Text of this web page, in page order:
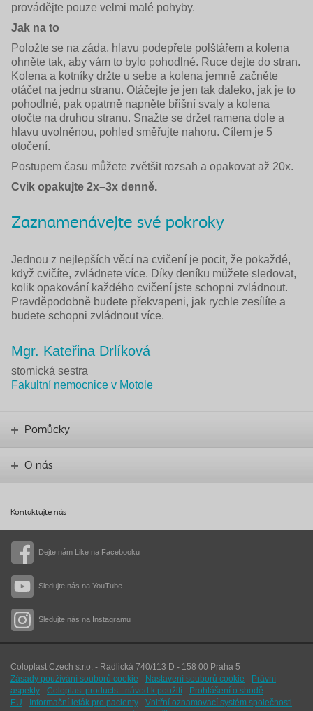
provádějte pouze velmi malé pohyby.
Jak na to
Položte se na záda, hlavu podepřete polštářem a kolena
ohněte tak, aby vám to bylo pohodlné. Ruce dejte do stran.
Kolena a kotníky držte u sebe a kolena jemně začněte
otáčet na jednu stranu. Otáčejte je jen tak daleko, jak je to
pohodlné, pak opatrně napněte břišní svaly a kolena
otočte na druhou stranu. Snažte se držet ramena dole a
hlavu uvolněnou, pohled směřujte nahoru. Cílem je 5
otočení.
Postupem času můžete zvětšit rozsah a opakovat až 20x.
Cvik opakujte 2x–3x denně.
Zaznamenávejte své pokroky
Jednou z nejlepších věcí na cvičení je pocit, že pokaždé,
když cvičíte, zvládnete více. Díky deníku můžete sledovat,
kolik opakování každého cvičení jste schopni zvládnout.
Pravděpodobně budete překvapeni, jak rychle zesílíte a
budete schopni zvládnout více.
Mgr. Kateřina Drlíková
stomická sestra
Fakultní nemocnice v Motole
Dejte nám Like na Facebooku
Sledujte nás na YouTube
Sledujte nás na Instagramu
Pomůcky
O nás
Kontaktujte nás
Coloplast Czech s.r.o. - Radlická 740/113 D - 158 00 Praha 5
Zásady používání souborů cookie - Nastavení souborů cookie - Právní
aspekty - Coloplast products - návod k použití - Prohlášení o shodě
EU - Informační leták pro pacienty - Vnitřní oznamovací systém společnosti